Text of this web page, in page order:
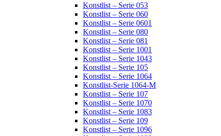
Konstlist – Serie 053
Konstlist – Serie 060
Konstlist – Serie 0601
Konstlist – Serie 080
Konstlist – Serie 081
Konstlist – Serie 1001
Konstlist – Serie 1043
Konstlist – Serie 105
Konstlist – Serie 1064
Konstlist-Serie 1064-M
Konstlist – Serie 107
Konstlist – Serie 1070
Konstlist – Serie 1083
Konstlist – Serie 109
Konstlist – Serie 1096